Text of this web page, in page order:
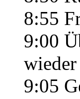
8:55
9:00
9:05